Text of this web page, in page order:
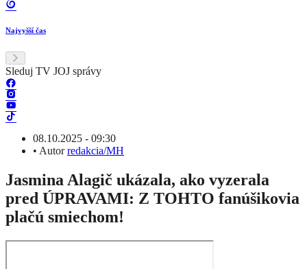
Najvyšší čas
Sleduj TV JOJ správy
08.10.2025 - 09:30
• Autorredakcia/MH
Jasmina Alagič ukázala, ako vyzerala
pred ÚPRAVAMI: Z TOHTO fanúšikovia
plačú smiechom!